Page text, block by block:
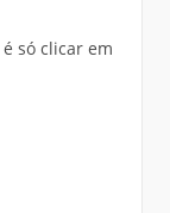
só clicar em